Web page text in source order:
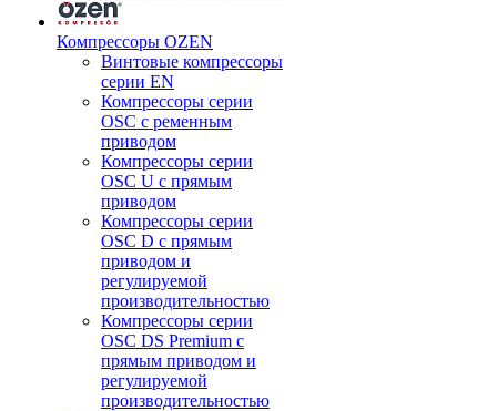
Компрессоры OZEN
Винтовые компрессоры
серии EN
Компрессоры серии
OSC с ременным
приводом
Компрессоры серии
OSC U с прямым
приводом
Компрессоры серии
OSC D с прямым
приводом и
регулируемой
производительностью
Компрессоры серии
OSC DS Premium с
прямым приводом и
регулируемой
производительностью